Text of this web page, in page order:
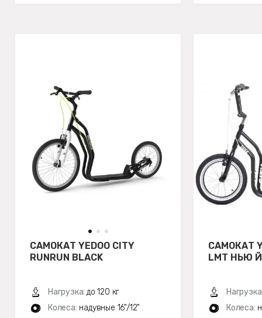
САМОКАТ YEDOO CITY
RUNRUN BLACK
Нагрузка: до 120 кг
Колеса: надувные 16"/12"
САМОКАТ
LMT НЬЮ
Колеса: